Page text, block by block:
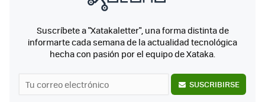
Suscríbete a "Xatakaletter", una forma distinta de
informarte cada semana de la actualidad tecnológica
hecha con pasión por el equipo de Xataka.
SUSCRIBIRSE